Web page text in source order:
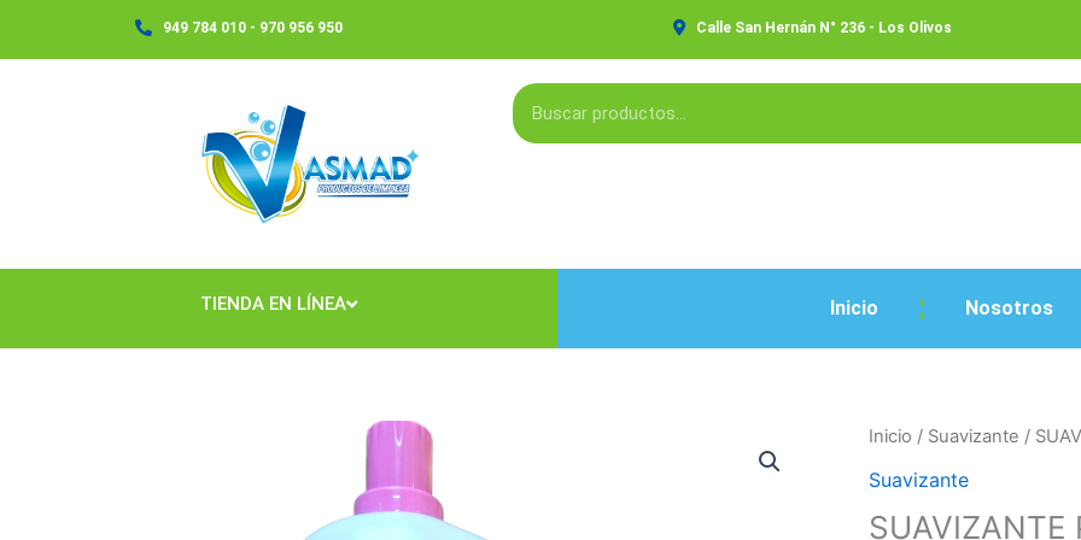
949 784 010 - 970 956 950 Calle San Hernán N° 236 - Los Olivos
TIENDA EN LÍNEA Inicio Nosotros
Inicio / Suavizante /
Suavizante
SUAVIZANTE
SUAVIZANTE
PREMIUM
cantidad